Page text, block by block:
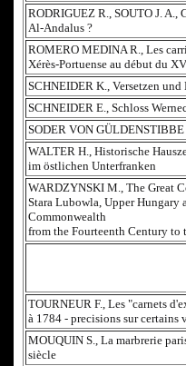
RODRIGUEZ R., SOUTO J.
Al-Andalus ?
ROMERO MEDINA R., Les
Xérès-Portuense au début du
SCHNEIDER K., Versetzen
SCHNEIDER E., Schloss
SODER VON
WALTER H., Historische
im östlichen Unterfranken
WARDZYNSKI M., The Great
Stara Lubowla, Upper
Commonwealth
from the Fourteenth Century to
TOURNEUR F., Les "carnets
à 1784 - precisions sur certains
MOUQUIN S., La marbrerie
siècle